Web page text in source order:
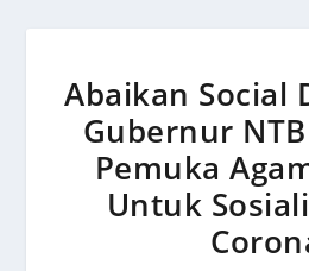
Abaikan Social
Gubernur
Pemuka
Untuk